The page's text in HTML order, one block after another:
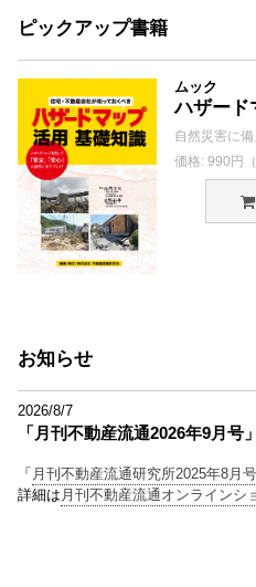
ピックアップ書籍
ムック
ハザード
自然災害に
価格: 990円
お知らせ
2026/8/7
「月刊不動産流通2026年9月号
「 月刊不動産流通研究所2025年8月号
詳細は 月刊不動産流通オンラインシ